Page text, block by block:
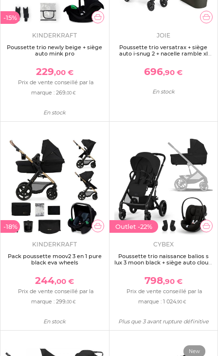
-15%
KINDERKRAFT
Poussette trio newly beige + siège
auto mink pro
229,00 €
Prix de vente conseillé par la
marque :269,00 €
En stock
JOIE
Poussette trio versatrax + siège
auto i-snug 2 + nacelle ramble xl
696,90 €
En stock
-18%
KINDERKRAFT
Pack poussette moov2 3 en 1 pure
black eva wheels
244,00 €
Prix de vente conseillé par la
marque :299,00 €
En stock
Outlet -22%
CYBEX
Poussette trio naissance balios s
lux 3 moon black + siège auto cloud
798,90 €
Prix de vente conseillé par la
marque :1 024,90 €
Plus que 3 avant rupture définitive
New